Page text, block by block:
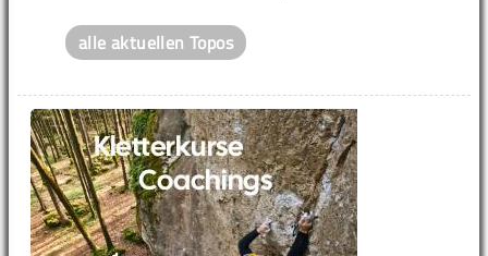
alle aktuellen Topos